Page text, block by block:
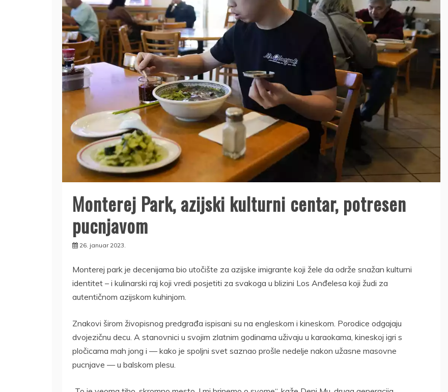
Monterej Park, azijski kulturni centar, potresen
pucnjavom
26. januar 2023.
Monterej park je decenijama bio utočište za azijske imigrante koji žele da održe snažan kulturni
identitet – i kulinarski raj koji vredi posjetiti za svakoga u blizini Los Anđelesa koji žudi za
autentičnom azijskom kuhinjom.
Znakovi širom živopisnog predgrađa ispisani su na engleskom i kineskom. Porodice odgajaju
dvojezičnu decu. A stanovnici u svojim zlatnim godinama uživaju u karaokama, kineskoj igri s
pločicama mah jong i — kako je spoljni svet saznao prošle nedelje nakon užasne masovne
pucnjave — u balskom plesu.